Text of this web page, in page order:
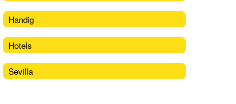
Handig
Hotels
Sevilla